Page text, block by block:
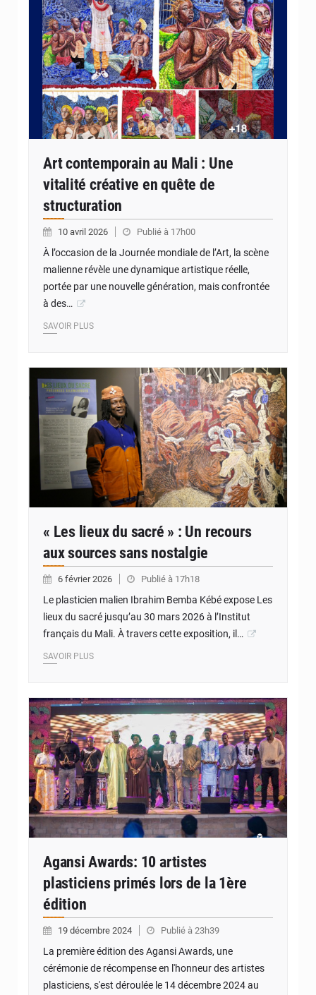
© Internet
Art contemporain au Mali : Une
vitalité créative en quête de
structuration
10 avril 2026 Publié à 17h00
À l’occasion de la Journée mondiale de l’Art, la scène
malienne révèle une dynamique artistique réelle,
portée par une nouvelle génération, mais confrontée
à des…
SAVOIR PLUS
« Les lieux du sacré » : Un recours
aux sources sans nostalgie
6 février 2026 Publié à 17h18
Le plasticien malien Ibrahim Bemba Kébé expose Les
lieux du sacré jusqu’au 30 mars 2026 à l’Institut
français du Mali. À travers cette exposition, il…
SAVOIR PLUS
Agansi Awards: 10 artistes
plasticiens primés lors de la 1ère
édition
19 décembre 2024 Publié à 23h39
La première édition des Agansi Awards, une
cérémonie de récompense en l'honneur des artistes
plasticiens, s'est déroulée le 14 décembre 2024 au